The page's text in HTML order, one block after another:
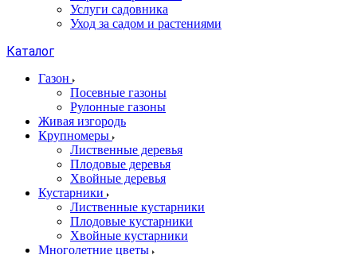
Услуги садовника
Уход за садом и растениями
Каталог
Газон
Посевные газоны
Рулонные газоны
Живая изгородь
Крупномеры
Лиственные деревья
Плодовые деревья
Хвойные деревья
Кустарники
Лиственные кустарники
Плодовые кустарники
Хвойные кустарники
Многолетние цветы